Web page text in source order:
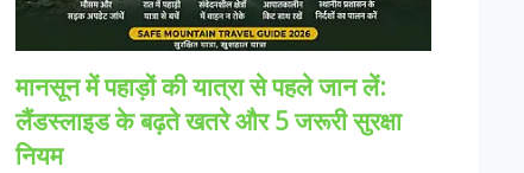
मानसून में पहाड़ों की यात्रा से पहले जान लें:
लैंडस्लाइड के बढ़ते खतरे और 5 जरूरी सुरक्षा
नियम